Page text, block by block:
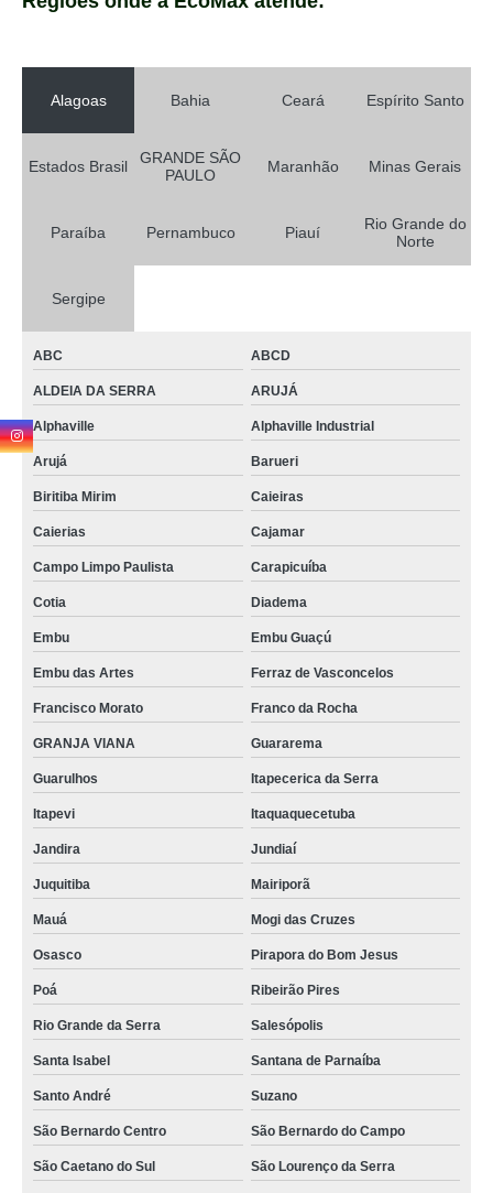
Alagoas Bahia Ceará Espírito Santo
Estados Brasil
GRANDE SÃO
PAULO
Maranhão Minas Gerais
Paraíba Pernambuco Piauí
Rio Grande do
Norte
Sergipe
ABC ABCD
ALDEIA DA SERRA ARUJÁ
Alphaville Alphaville Industrial
Arujá Barueri
Biritiba Mirim Caieiras
Caierias Cajamar
Campo Limpo Paulista Carapicuíba
Cotia Diadema
Embu Embu Guaçú
Embu das Artes Ferraz de Vasconcelos
Francisco Morato Franco da Rocha
GRANJA VIANA Guararema
Guarulhos Itapecerica da Serra
Itapevi Itaquaquecetuba
Jandira Jundiaí
Juquitiba Mairiporã
Mauá Mogi das Cruzes
Osasco Pirapora do Bom Jesus
Poá Ribeirão Pires
Rio Grande da Serra Salesópolis
Santa Isabel Santana de Parnaíba
Santo André Suzano
São Bernardo Centro São Bernardo do Campo
São Caetano do Sul São Lourenço da Serra